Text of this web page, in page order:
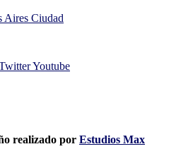
Youtube
realizado por Estudios Max